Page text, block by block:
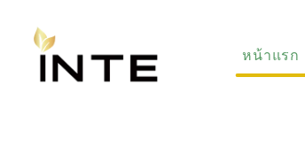
หน้าแรก